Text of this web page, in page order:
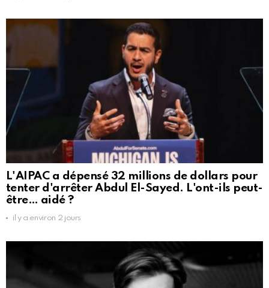
L'AIPAC a dépensé 32 millions de dollars pour
tenter d'arrêter Abdul El-Sayed. L'ont-ils peut-
être… aidé ?
il y a environ 2 jours